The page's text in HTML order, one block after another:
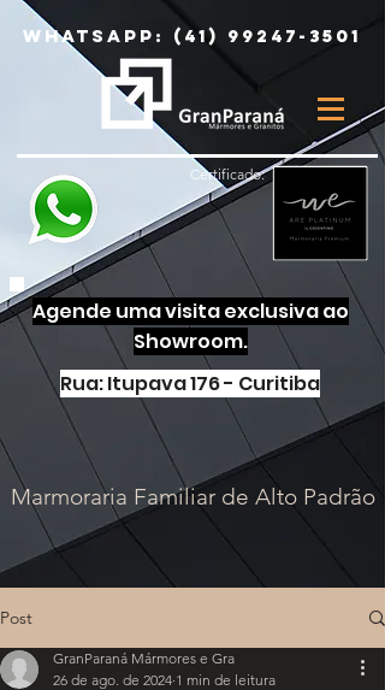
Whatsapp: (41) 99247-3501
Certificado:
Agende uma visita exclusiva ao
Showroom.
Rua: Itupava 176 - Curitiba
Marmoraria Familiar de Alto Padrão
Post
GranParaná Mármores e Gra
26 de ago. de 2024 1 min de leitura